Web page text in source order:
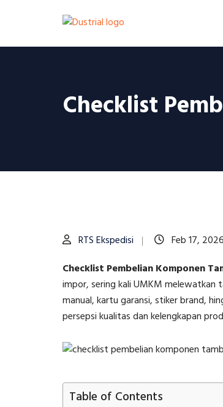
Checklist
RTS Ekspedisi Feb 17, 2026
Checklist Pembelian Komponen
impor, sering kali UMKM melewatkan
manual, kartu garansi, stiker brand,
persepsi kualitas dan kelengkapan
Table of Contents